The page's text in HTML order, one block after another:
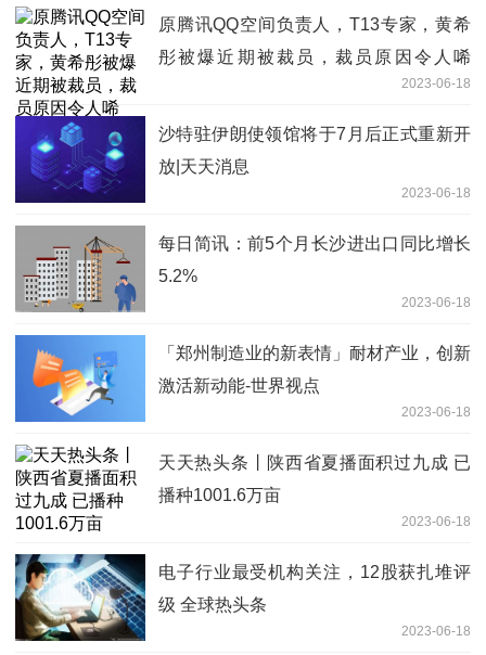
原腾讯QQ空间负责人，T13专家，黄希
彤被爆近期被裁员，裁员原因令人唏
2023-06-18
沙特驻伊朗使领馆将于7月后正式重新开
放|天天消息
2023-06-18
每日简讯：前5个月长沙进出口同比增长
5.2%
2023-06-18
「郑州制造业的新表情」耐材产业，创新
激活新动能-世界视点
2023-06-18
天天热头条丨陕西省夏播面积过九成 已
播种1001.6万亩
2023-06-18
电子行业最受机构关注，12股获扎堆评
级 全球热头条
2023-06-18